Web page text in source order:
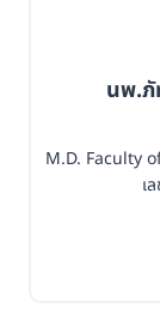
นพ.ภั
M.D. Faculty
เ